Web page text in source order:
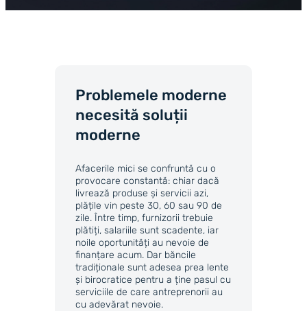
Problemele moderne
necesită soluții
moderne
Afacerile mici se confruntă cu o
provocare constantă: chiar dacă
livrează produse și servicii azi,
plățile vin peste 30, 60 sau 90 de
zile. Între timp, furnizorii trebuie
plătiți, salariile sunt scadente, iar
noile oportunități au nevoie de
finanțare acum. Dar băncile
tradiționale sunt adesea prea lente
și birocratice pentru a ține pasul cu
serviciile de care antreprenorii au
cu adevărat nevoie.